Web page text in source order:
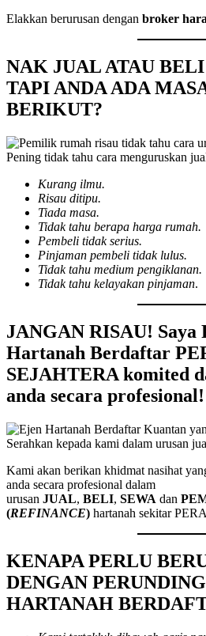
Elakkan berurusan dengan broker
NAK JUAL ATAU
TAPI ANDA ADA
BERIKUT?
Pening tidak tahu cara menguruskan
Kurang ilmu.
Risau ditipu.
Tiada masa.
Tidak tahu berapa harga rumah.
Pembeli tidak serius.
Pinjaman pembeli tidak lulus.
Tidak tahu medium pengiklanan.
Tidak tahu kelayakan pinjaman.
JANGAN RISAU! Saya
Hartanah Berdaftar
SEJAHTERA komited
anda secara profesional!
Serahkan kepada kami dalam urusan
Kami akan berikan khidmat nasihat
anda secara profesional dalam
urusan JUAL, BELI, SEWA dan
(REFINANCE) hartanah sekitar
KENAPA PERLU
DENGAN
HARTANAH